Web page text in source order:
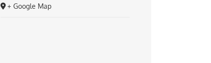
+ Google Map